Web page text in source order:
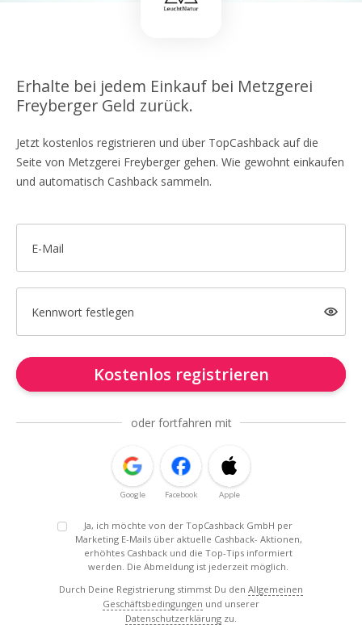
Erhalte bei jedem Einkauf bei Metzgerei
Freyberger Geld zurück.
Jetzt kostenlos registrieren und über TopCashback auf die
Seite von Metzgerei Freyberger gehen. Wie gewohnt einkaufen
und automatisch Cashback sammeln.
E-Mail
Kennwort festlegen
Kostenlos registrieren
oder fortfahren mit
Google Facebook Apple
Ja, ich möchte von der TopCashback GmbH per
Marketing E-Mails über aktuelle Cashback- Aktionen,
erhöhtes Cashback und die Top-Tips informiert
werden. Die Abmeldung ist jederzeit möglich.
Durch Deine Registrierung stimmst Du den Allgemeinen
Geschäftsbedingungen und unserer
Datenschutzerklärung zu.